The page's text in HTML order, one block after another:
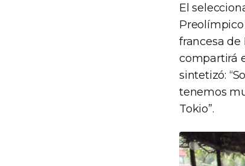
El
francesa de
compartirá
sintetizó:
tenemos
Tokio”.